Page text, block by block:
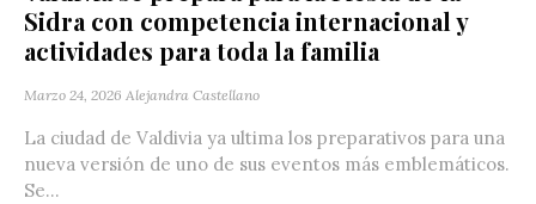
Sidra con competencia internacional y
actividades para toda la familia
Marzo 24, 2026 Alejandra Castellano
La ciudad de Valdivia ya ultima los preparativos para una
nueva versión de uno de sus eventos más emblemáticos.
Se...